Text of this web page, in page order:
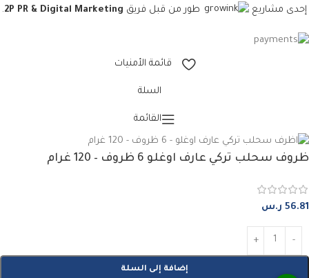
إحدى مشاريع طور من قبل فريق 2P PR & Digital Marketing
.
قائمة الأمنيات
السلة
القائمة
ظروف سحلب تركي عارف اوغلو 6 ظروف – 120 غرام
56.81 ر.س
إضافة إلى السلة